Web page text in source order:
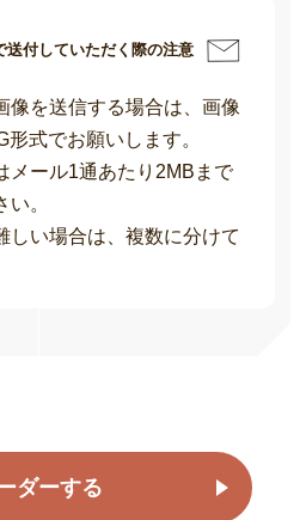
送付していただく際の注意
像を送信する場合は、画像
式でお願いします。
メール1通あたり2MBまで
。
しい場合は、複数に分けて
ダーする